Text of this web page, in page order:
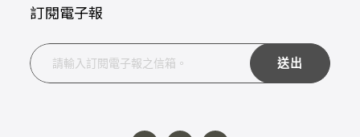
訂閱電子報
送出